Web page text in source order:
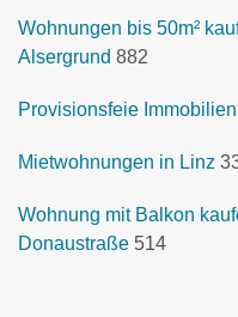
Wohnungen bis 50m²
Alsergrund 882
Provisionsfeie
Mietwohnungen in Linz
Wohnung mit Balkon
Donaustraße 514